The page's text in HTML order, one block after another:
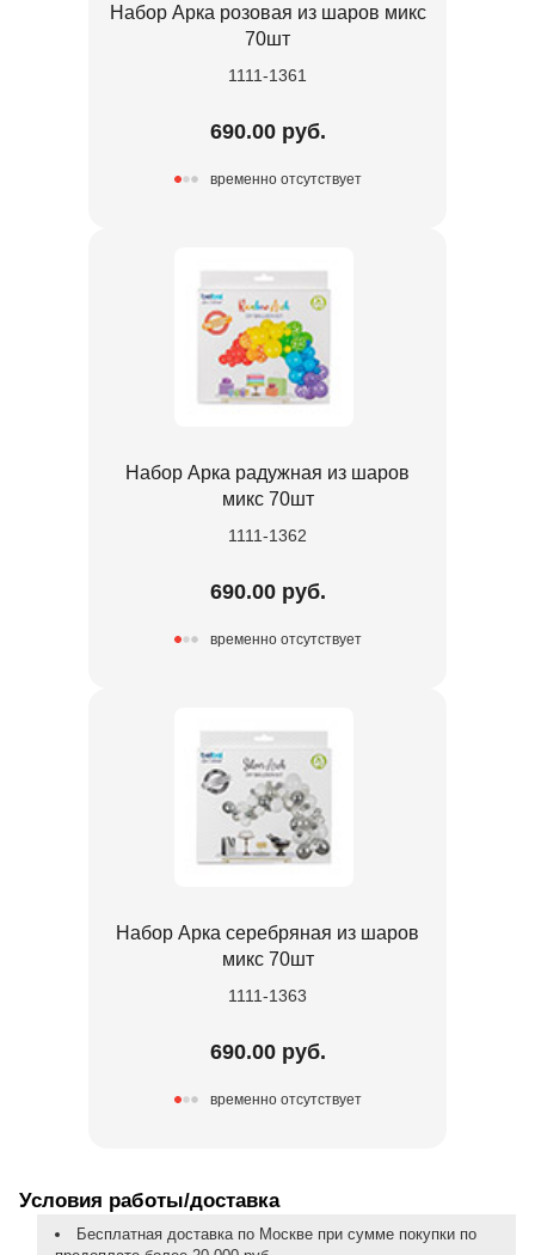
Набор Арка розовая из шаров микс
70шт
1111-1361
690.00 руб.
временно отсутствует
Набор Арка радужная из шаров
микс 70шт
1111-1362
690.00 руб.
временно отсутствует
Набор Арка серебряная из шаров
микс 70шт
1111-1363
690.00 руб.
временно отсутствует
Условия работы/доставка
Бесплатная доставка по Москве при сумме покупки по